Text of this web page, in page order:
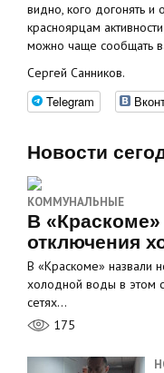
видно, кого догонять и
красноярцам
можно чаще сообщать
Сергей Санников.
Telegram
Новости
КОММУНАЛЬНЫЕ
В
отключения
В «Краскоме» назвали
холодной воды в этом
сетях…
175